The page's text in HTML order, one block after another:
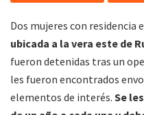
Dos mujeres con residencia
ubicada a la vera este de
fueron detenidas tras un
les fueron encontrados
elementos de interés. Se